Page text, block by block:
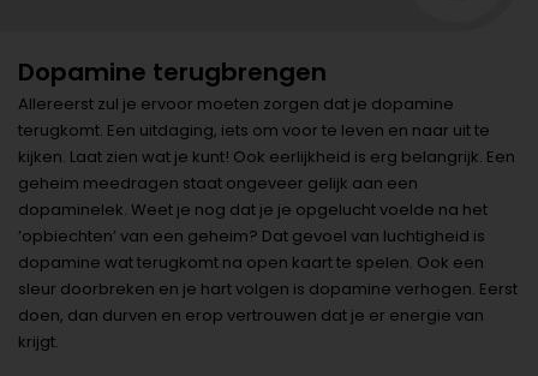
Dopamine terugbrengen
Allereerst zul je ervoor moeten zorgen dat je dopamine
terugkomt. Een uitdaging, iets om voor te leven en naar uit te
kijken. Laat zien wat je kunt! Ook eerlijkheid is erg belangrijk. Een
geheim meedragen staat ongeveer gelijk aan een
dopaminelek. Weet je nog dat je je opgelucht voelde na het
‘opbiechten’ van een geheim? Dat gevoel van luchtigheid is
dopamine wat terugkomt na open kaart te spelen. Ook een
sleur doorbreken en je hart volgen is dopamine verhogen. Eerst
doen, dan durven en erop vertrouwen dat je er energie van
krijgt.